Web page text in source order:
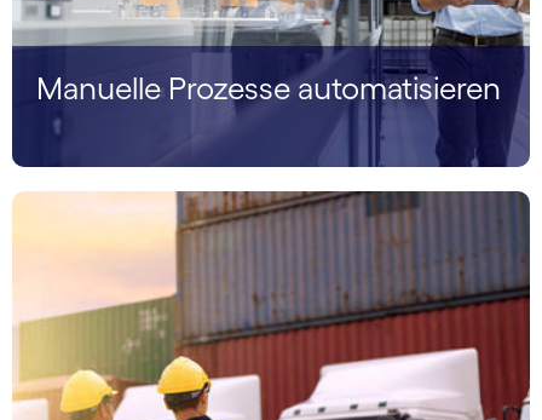
Manuelle Prozesse automatisieren